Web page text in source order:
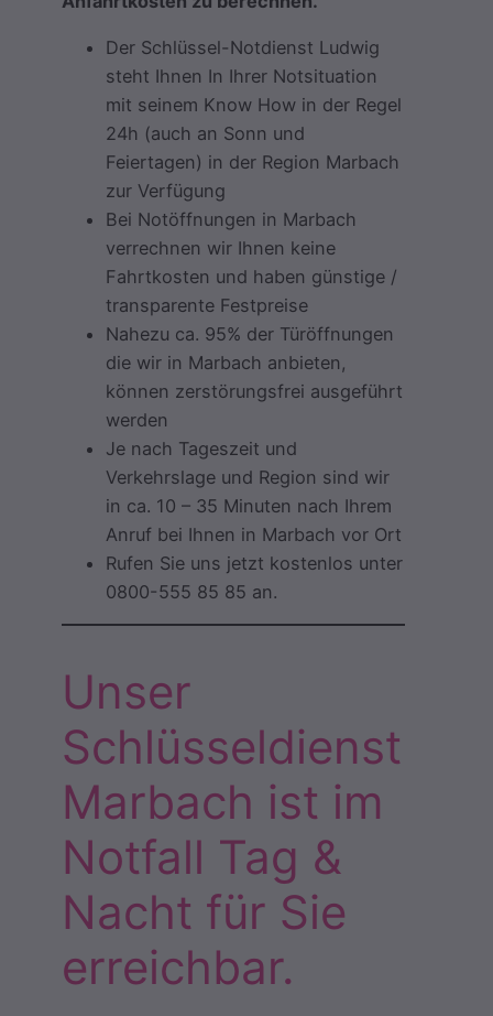
Der Schlüssel-Notdienst Ludwig
steht Ihnen In Ihrer Notsituation
mit seinem Know How in der Regel
24h (auch an Sonn und
Feiertagen) in der Region Marbach
zur Verfügung
Bei Notöffnungen in Marbach
verrechnen wir Ihnen keine
Fahrtkosten und haben günstige /
transparente Festpreise
Nahezu ca. 95% der Türöffnungen
die wir in Marbach anbieten,
können zerstörungsfrei ausgeführt
werden
Je nach Tageszeit und
Verkehrslage und Region sind wir
in ca. 10 – 35 Minuten nach Ihrem
Anruf bei Ihnen in Marbach vor Ort
Rufen Sie uns jetzt kostenlos unter
0800-555 85 85 an.
Unser
Schlüsseldienst
Marbach ist im
Notfall Tag &
Nacht für Sie
erreichbar.